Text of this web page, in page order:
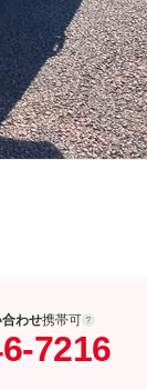
わせ携帯可
7216